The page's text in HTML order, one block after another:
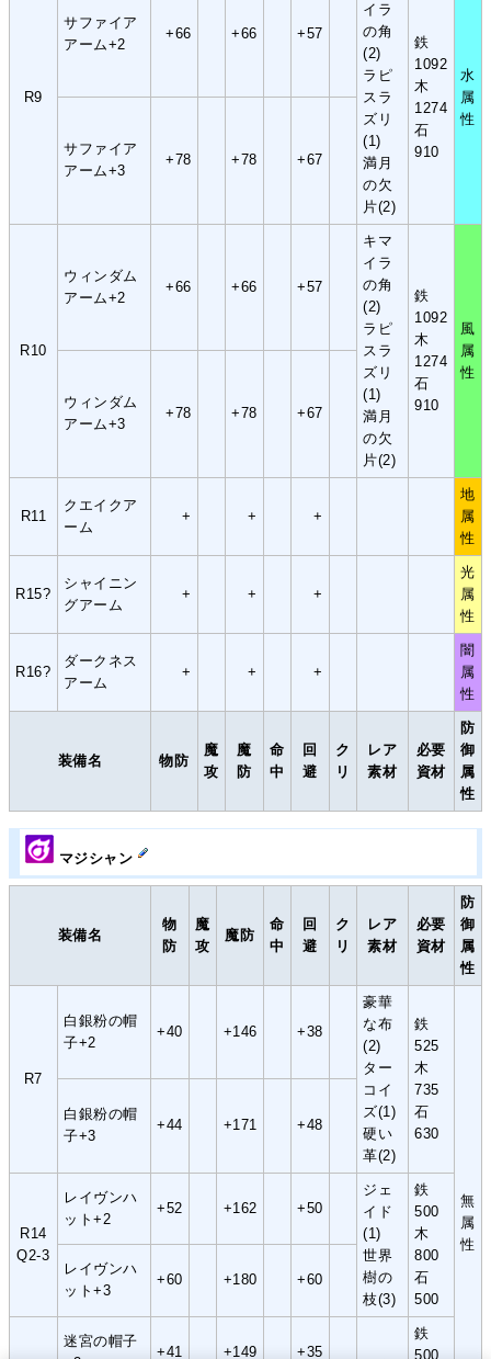
装備名 物防
魔
攻
魔
防
命
中
回
避
ク
リ
レア
素材
必要
資材
防
御
属
性
R9
サファイア
アーム+2
+66 +66 +57
イラ
の角
(2)
ラピ
スラ
ズリ
(1)
満月
の欠
片(2)
鉄
1092
木
1274
石
910
水
属
性
サファイア
アーム+3
+78 +78 +67
R10
ウィンダム
アーム+2
+66 +66 +57
キマ
イラ
の角
(2)
ラピ
スラ
ズリ
(1)
満月
の欠
片(2)
鉄
1092
木
1274
石
910
風
属
性
ウィンダム
アーム+3
+78 +78 +67
R11
クエイクア
ーム
+ + +
地
属
性
R15?
シャイニン
グアーム
+ + +
光
属
性
R16?
ダークネス
アーム
+ + +
闇
属
性
マジシャン
装備名
物
防
魔
攻
魔防
命
中
回
避
ク
リ
レア
素材
必要
資材
防
御
属
性
R7
白銀粉の帽
子+2
+40 +146 +38
豪華
な布
(2)
ター
コイ
ズ(1)
硬い
革(2)
鉄
525
木
735
石
630
無
属
性
白銀粉の帽
子+3
+44 +171 +48
R14
Q2-3
レイヴンハ
ット+2
+52 +162 +50
ジェ
イド
(1)
世界
樹の
枝(3)
鉄
500
木
800
石
500
レイヴンハ
ット+3
+60 +180 +60
迷宮の帽子
+41 +149
+35
鉄
500